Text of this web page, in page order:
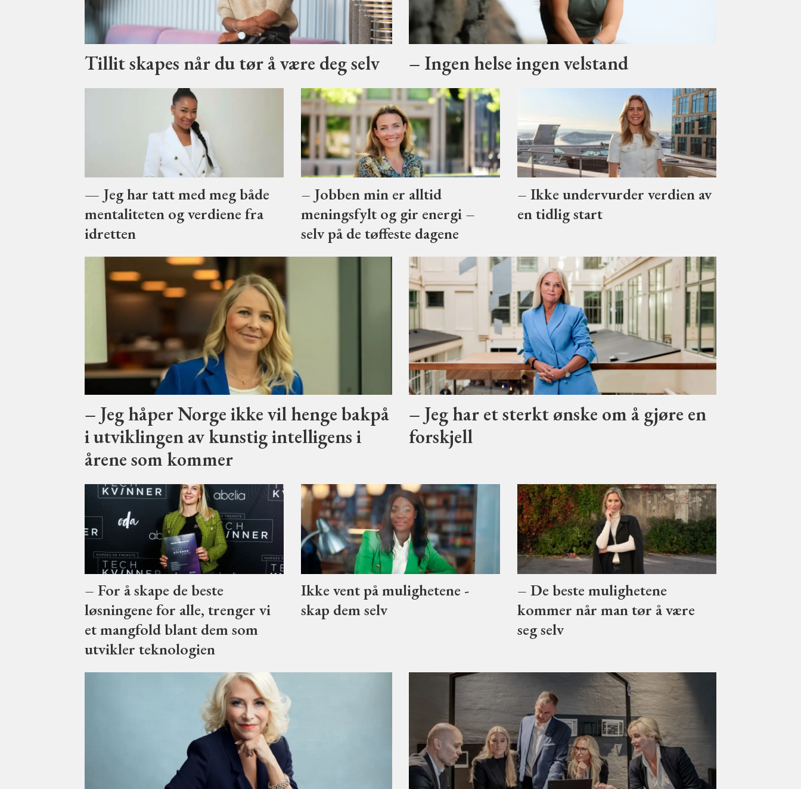
Tillit skapes når du tør å være deg selv – Ingen helse ingen velstand
— Jeg har tatt med meg både
mentaliteten og verdiene fra
idretten
– Jobben min er alltid
meningsfylt og gir energi –
selv på de tøffeste dagene
– Ikke undervurder verdien av
en tidlig start
– Jeg håper Norge ikke vil henge bakpå
i utviklingen av kunstig intelligens i
årene som kommer
– Jeg har et sterkt ønske om å gjøre en
forskjell
– For å skape de beste
løsningene for alle, trenger vi
et mangfold blant dem som
utvikler teknologien
Ikke vent på mulighetene -
skap dem selv
– De beste mulighetene
kommer når man tør å være
seg selv